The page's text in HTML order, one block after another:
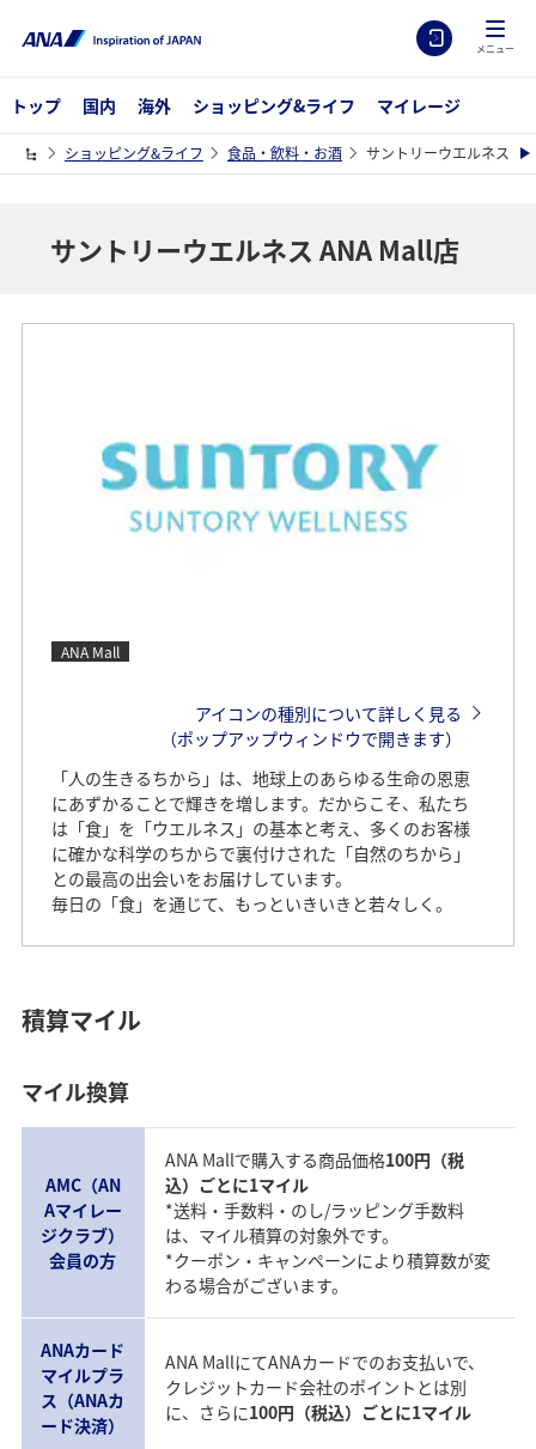
メニュー
トップ 国内 海外 ショッピング&ライフ マイレージ
ショッピング&ライフ 食品・飲料・お酒 サントリーウエルネス
サントリーウエルネス ANA Mall店
ANA Mall
アイコンの種別について詳しく見る
（ポップアップウィンドウで開きます）
「人の生きるちから」は、地球上のあらゆる生命の恩恵
にあずかることで輝きを増します。だからこそ、私たち
は「食」を「ウエルネス」の基本と考え、多くのお客様
に確かな科学のちからで裏付けされた「自然のちから」
との最高の出会いをお届けしています。
毎日の「食」を通じて、もっといきいきと若々しく。
積算マイル
マイル換算
AMC（AN
Aマイレー
ジクラブ）
会員の方
ANA Mallで購入する商品価格100円（税
込）ごとに1マイル
*送料・手数料・のし/ラッピング手数料
は、マイル積算の対象外です。
*クーポン・キャンペーンにより積算数が変
わる場合がございます。
ANAカード
マイルプラ
ス（ANAカ
ード決済）
ANA MallにてANAカードでのお支払いで、
クレジットカード会社のポイントとは別
に、さらに100円（税込）ごとに1マイル